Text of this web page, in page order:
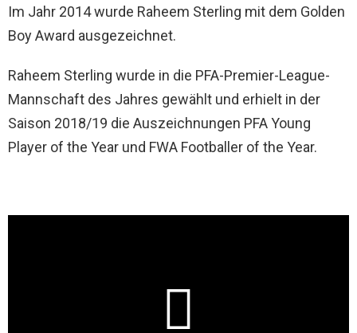
Im Jahr 2014 wurde Raheem Sterling mit dem Golden
Boy Award ausgezeichnet.
Raheem Sterling wurde in die PFA-Premier-League-
Mannschaft des Jahres gewählt und erhielt in der
Saison 2018/19 die Auszeichnungen PFA Young
Player of the Year und FWA Footballer of the Year.